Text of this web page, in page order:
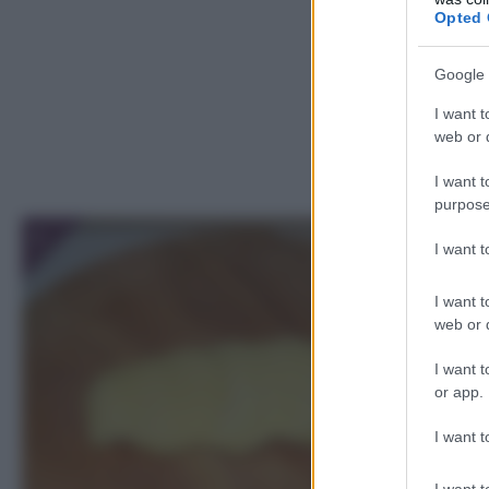
Opted
Google
I want
web or
I want
I want
I want
web or
I want
or app.
I want